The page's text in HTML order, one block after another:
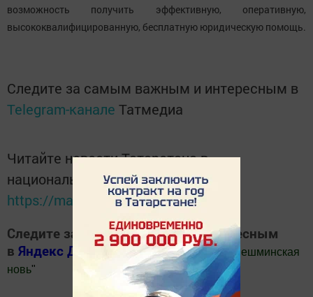
возможность получить эффективную, оперативную,
высококвалифицированную, бесплатную юридическую помощь.
Следите за самым важным и интересным в
Telegram-канале Татмедиа
Читайте новости Татарстана в
национальном мессенджере MАХ:
https://max.ru/tatmedia
Следите за самым важным и интересным
в Яндекс ДзениТелеграм канале "Шешминская
новь"